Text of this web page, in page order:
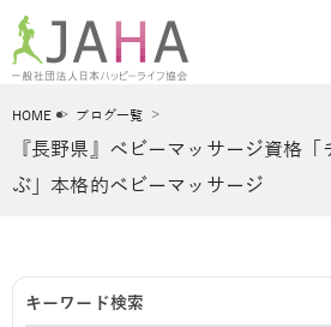
HOME ブログ一覧
『長野県』ベビーマッサージ資格
ぶ」本格的ベビーマッサージ
キーワード検索